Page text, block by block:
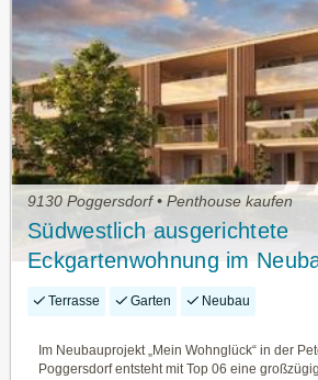
9130 Poggersdorf • Penthouse kaufen
Südwestlich ausgerichtete
Eckgartenwohnung im
"Mein Wohnglück" in
Terrasse Garten Neubau
Im Neubauprojekt „Mein Wohnglück“ in der
Poggersdorf entsteht mit Top 06 eine